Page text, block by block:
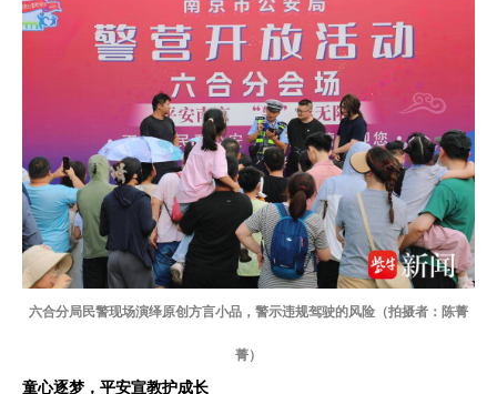
六合分局民警现场演绎原创方言小品，警示违规驾驶的风险（拍摄者：陈菁
菁）
童心逐梦，平安宣教护成长